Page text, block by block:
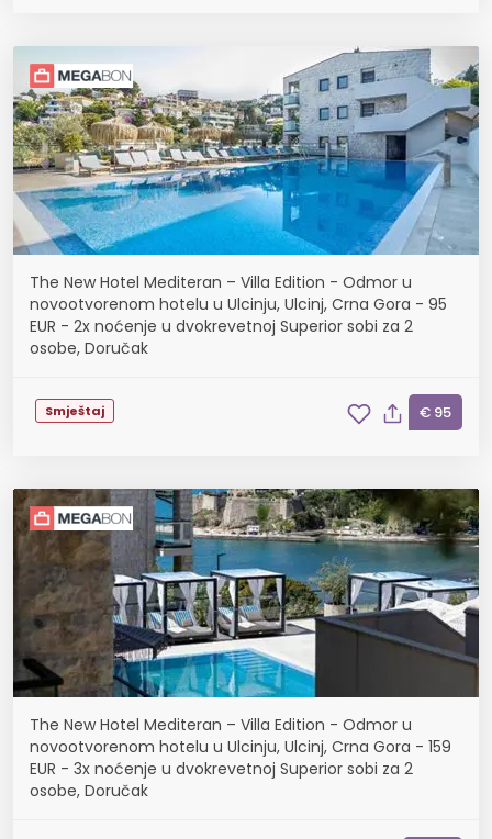
The New Hotel Mediteran – Villa Edition - Odmor u
novootvorenom hotelu u Ulcinju, Ulcinj, Crna Gora - 95
EUR - 2x noćenje u dvokrevetnoj Superior sobi za 2
osobe, Doručak
Smještaj € 95
The New Hotel Mediteran – Villa Edition - Odmor u
novootvorenom hotelu u Ulcinju, Ulcinj, Crna Gora - 159
EUR - 3x noćenje u dvokrevetnoj Superior sobi za 2
osobe, Doručak